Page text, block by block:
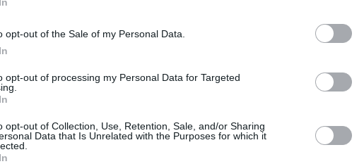
opt-out of the Sale of my Personal Data.
opt-out of processing my Personal Data for Targeted
opt-out of Collection, Use, Retention, Sale, and/or Sharing
Data that Is Unrelated with the Purposes for which it
Αντόνιο Πόρτσια – Φωνές: Ένα βιβλίο ως εσωτερικός